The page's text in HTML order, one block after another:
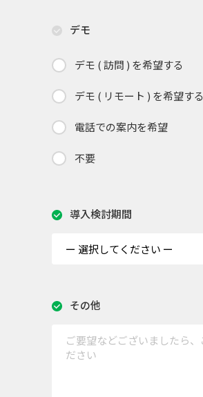
デモ
デモ ( 訪問 ) を希望する
デモ ( リモート ) を希望する
電話での案内を希望
不要
導入検討期間
その他